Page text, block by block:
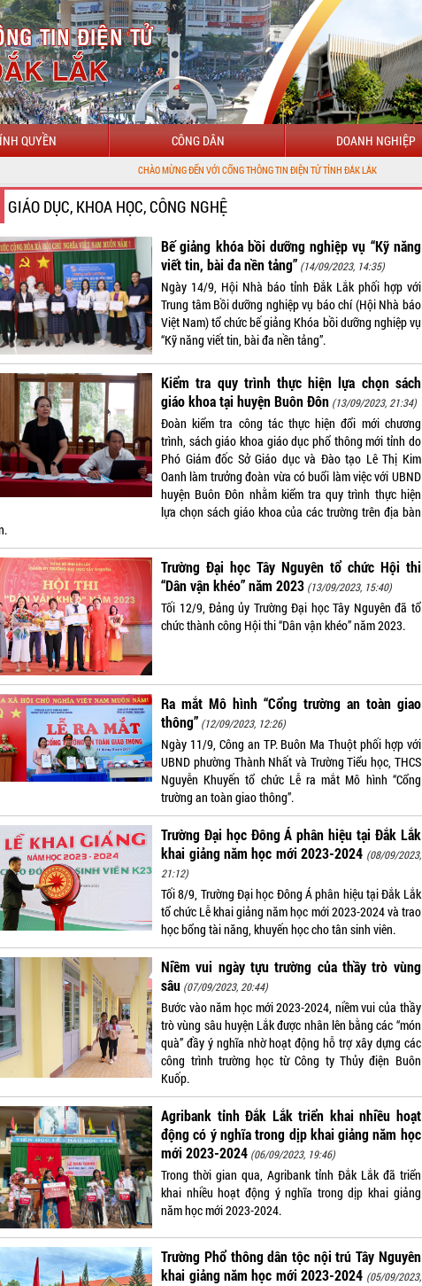
QUYỀN CÔNG DÂN DOANH NGHIỆP
CHÀO MỪNG ĐẾN VỚI CỔNG THÔNG TIN ĐIỆN TỬ TỈNH ĐẮK LẮK
GIÁO DỤC, KHOA HỌC, CÔNG NGHỆ
Bế giảng khóa bồi dưỡng nghiệp vụ “Kỹ năng
viết tin, bài đa nền tảng” (14/09/2023, 14:35)
Ngày 14/9, Hội Nhà báo tỉnh Đắk Lắk phối hợp với
Trung tâm Bồi dưỡng nghiệp vụ báo chí (Hội Nhà báo
Việt Nam) tổ chức bế giảng Khóa bồi dưỡng nghiệp vụ
“Kỹ năng viết tin, bài đa nền tảng”.
Kiểm tra quy trình thực hiện lựa chọn sách
giáo khoa tại huyện Buôn Đôn (13/09/2023, 21:34)
Đoàn kiểm tra công tác thực hiện đổi mới chương
trình, sách giáo khoa giáo dục phổ thông mới tỉnh do
Phó Giám đốc Sở Giáo dục và Đào tạo Lê Thị Kim
Oanh làm trưởng đoàn vừa có buổi làm việc với UBND
huyện Buôn Đôn nhằm kiểm tra quy trình thực hiện
lựa chọn sách giáo khoa của các trường trên địa bàn
Trường Đại học Tây Nguyên tổ chức Hội thi
“Dân vận khéo” năm 2023 (13/09/2023, 15:40)
Tối 12/9, Đảng ủy Trường Đại học Tây Nguyên đã tổ
chức thành công Hội thi “Dân vận khéo” năm 2023.
Ra mắt Mô hình “Cổng trường an toàn giao
thông” (12/09/2023, 12:26)
Ngày 11/9, Công an TP. Buôn Ma Thuột phối hợp với
UBND phường Thành Nhất và Trường Tiểu học, THCS
Nguyễn Khuyến tổ chức Lễ ra mắt Mô hình “Cổng
trường an toàn giao thông”.
Trường Đại học Đông Á phân hiệu tại Đắk Lắk
khai giảng năm học mới 2023-2024 (08/09/2023,
21:12)
Tối 8/9, Trường Đại học Đông Á phân hiệu tại Đắk Lắk
tổ chức Lễ khai giảng năm học mới 2023-2024 và trao
học bổng tài năng, khuyến học cho tân sinh viên.
Niềm vui ngày tựu trường của thầy trò vùng
sâu (07/09/2023, 20:44)
Bước vào năm học mới 2023-2024, niềm vui của thầy
trò vùng sâu huyện Lắk được nhân lên bằng các “món
quà” đầy ý nghĩa nhờ hoạt động hỗ trợ xây dựng các
công trình trường học từ Công ty Thủy điện Buôn
Kuốp.
Agribank tỉnh Đắk Lắk triển khai nhiều hoạt
động có ý nghĩa trong dịp khai giảng năm học
mới 2023-2024 (06/09/2023, 19:46)
Trong thời gian qua, Agribank tỉnh Đắk Lắk đã triển
khai nhiều hoạt động ý nghĩa trong dịp khai giảng
năm học mới 2023-2024.
Trường Phổ thông dân tộc nội trú Tây Nguyên
khai giảng năm học mới 2023-2024 (05/09/2023,